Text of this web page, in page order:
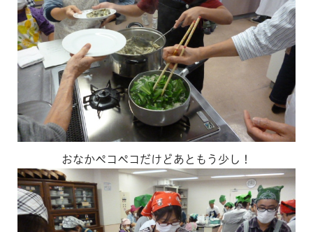
おなかペコペコだけどあともう少し！